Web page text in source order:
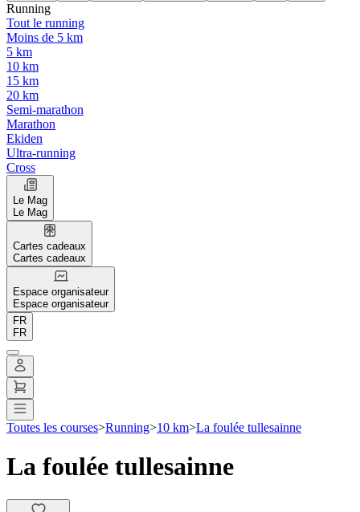
Running
Tout le running
Moins de 5 km
5 km
10 km
15 km
20 km
Semi-marathon
Marathon
Ekiden
Ultra-running
Cross
Le Mag
Le Mag
Cartes cadeaux
Cartes cadeaux
Espace organisateur
Espace organisateur
FR
FR
Toutes les courses>Running>10 km>La foulée tullesainne
La foulée tullesainne